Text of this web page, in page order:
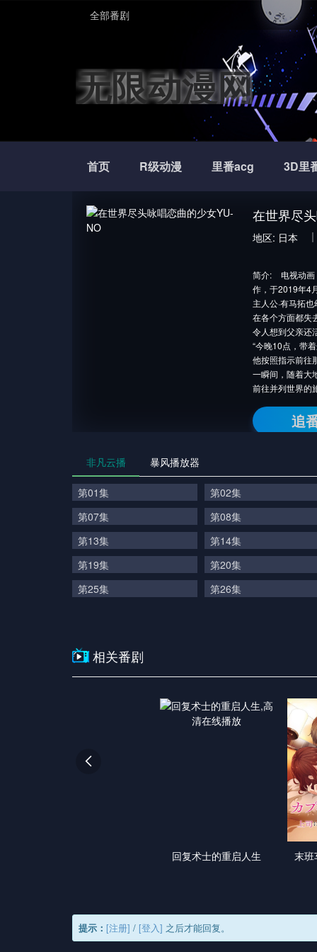
全部番剧
无限动漫网
首页 R级动漫 里番acg 3D里
在世界尽
地区: 日本
简介:
电视动
作，于2019年4
主人公·有马拓
在各个方面都失
令人想到父亲
“今晚10点，带
他按照指示前往
一瞬间，随着
前往并列世界的
追
非凡云播 暴风播放器
第01集
第02集
第07集
第08集
第13集
第14集
第19集
第20集
第25集
第26集
相关番剧
回复术士的重启人生 末班

提示： [注册] / [登入] 之后才能回复。